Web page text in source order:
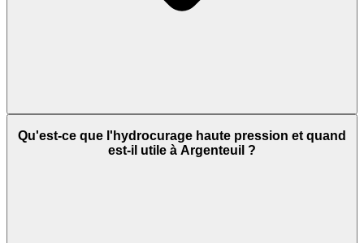
Qu'est-ce que l'hydrocurage haute pression et quand
est-il utile à Argenteuil ?